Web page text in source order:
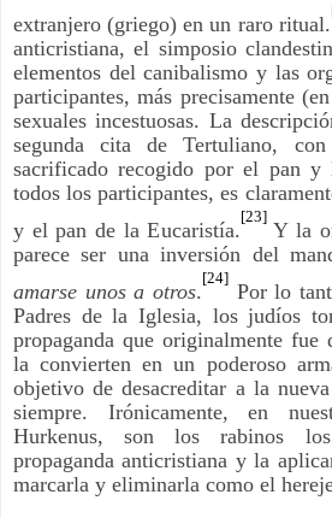
extranjero (griego) en un raro ritual.
anticristiana, el simposio
elementos del canibalismo y las
participantes, más precisamente
sexuales incestuosas. La
segunda cita de Tertuliano,
sacrificado recogido por el pan y
todos los participantes, es
y el pan de la Eucaristía.
[23]
Y la
parece ser una inversión del
amarse unos a otros.
[24]
Por lo
Padres de la Iglesia, los judíos
propaganda que originalmente
la convierten en un poderoso
objetivo de desacreditar a la
siempre. Irónicamente, en
Hurkenus, son los rabinos
propaganda anticristiana y la
marcarla y eliminarla como el